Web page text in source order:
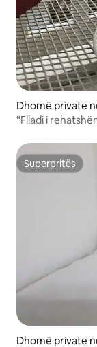
Dhomë private
“Flladi i
Superpritës
Superpritës
Dhomë private